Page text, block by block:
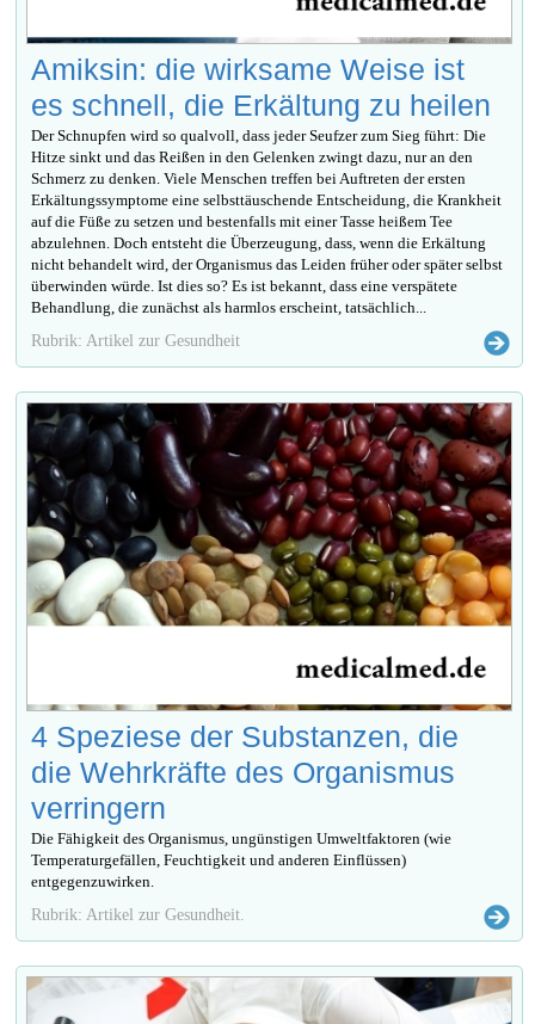
Amiksin: die wirksame Weise ist
es schnell, die Erkältung zu heilen
Der Schnupfen wird so qualvoll, dass jeder Seufzer zum Sieg führt: Die
Hitze sinkt und das Reißen in den Gelenken zwingt dazu, nur an den
Schmerz zu denken. Viele Menschen treffen bei Auftreten der ersten
Erkältungssymptome eine selbsttäuschende Entscheidung, die Krankheit
auf die Füße zu setzen und bestenfalls mit einer Tasse heißem Tee
abzulehnen. Doch entsteht die Überzeugung, dass, wenn die Erkältung
nicht behandelt wird, der Organismus das Leiden früher oder später selbst
überwinden würde. Ist dies so? Es ist bekannt, dass eine verspätete
Behandlung, die zunächst als harmlos erscheint, tatsächlich...
Rubrik: Artikel zur Gesundheit
4 Speziese der Substanzen, die
die Wehrkräfte des Organismus
verringern
Die Fähigkeit des Organismus, ungünstigen Umweltfaktoren (wie
Temperaturgefällen, Feuchtigkeit und anderen Einflüssen)
entgegenzuwirken.
Rubrik: Artikel zur Gesundheit.